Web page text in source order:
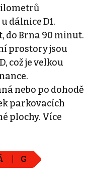
dálnice D1.
do Brna 90 minut.
prostory jsou
což je velkou
nebo po dohodě
parkovacích
plochy. Více
G